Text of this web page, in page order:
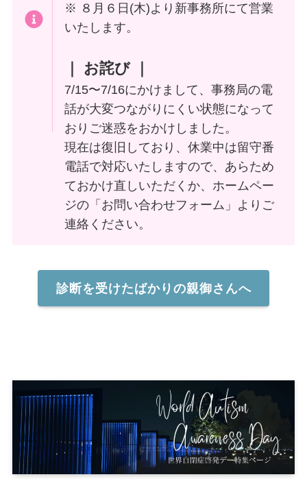
※ ８月６日(木)より新事務所にて営業
いたします。
｜ お詫び ｜
7/15〜7/16にかけまして、事務局の電
話が大変つながりにくい状態になって
おりご迷惑をおかけしました。
現在は復旧しており、休業中は留守番
電話で対応いたしますので、あらため
ておかけ直しいただくか、ホームペー
ジの「お問い合わせフォーム」よりご
連絡ください。
診断を受けたばかりの親御さんへ